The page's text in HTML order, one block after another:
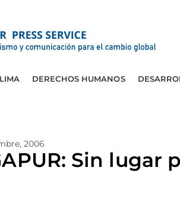
DERECHOS HUMANOS
2006
Sin lugar